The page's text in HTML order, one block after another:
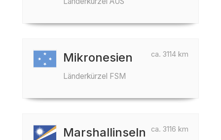
ca. 3114 km
Mikronesien
Länderkürzel FSM
ca. 3116 km
Marshallinseln